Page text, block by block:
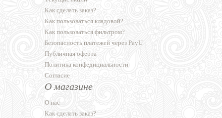
Как сделать заказ?
Как пользоваться кладовой?
Как пользоваться фильтром?
Безопасность платежей через PayU
Публичная оферта
Политика конфедициальности
Согласие
О магазине
О нас
Как сделать заказ?